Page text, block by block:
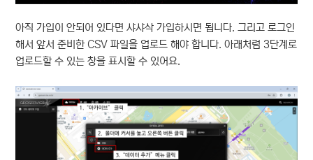
아직 가입이 안되어 있다면 샤샤삭 가입하시면 됩니다. 그리고 로그인
해서 앞서 준비한 CSV 파일을 업로드 해야 합니다. 아래처럼 3단계로
업로드할 수 있는 창을 표시할 수 있어요.